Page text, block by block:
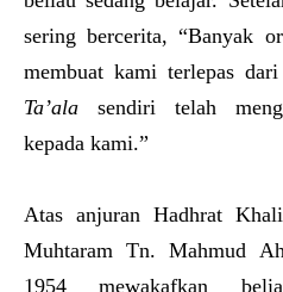
sering bercerita, “Banyak
membuat kami terlepas dari
Ta’ala sendiri telah
kepada kami.”
Atas anjuran Hadhrat
Muhtaram Tn. Mahmud
1954 mewakafkan